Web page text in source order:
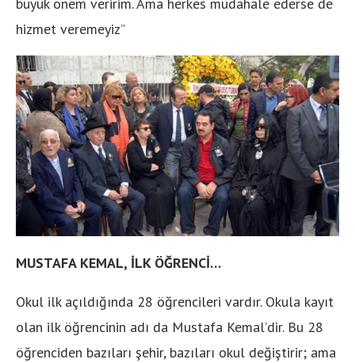
hizmet veremeyiz”
MUSTAFA KEMAL, İLK ÖĞRENCİ…
Okul ilk açıldığında 28 öğrencileri vardır. Okula kayıt
olan ilk öğrencinin adı da Mustafa Kemal’dir. Bu 28
öğrenciden bazıları şehir, bazıları okul değiştirir; ama